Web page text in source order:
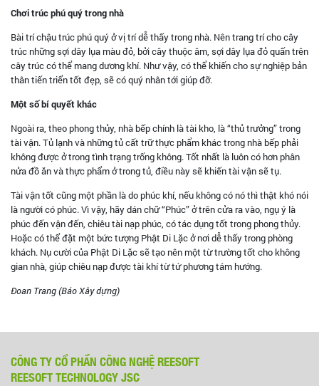
Chơi trúc phú quý trong nhà
Bài trí chậu trúc phú quý ở vị trí dễ thấy trong nhà. Nên trang trí cho cây
trúc những sợi dây lụa màu đỏ, bởi cây thuộc âm, sợi dây lụa đỏ quấn trên
cây trúc có thể mang dương khí. Như vậy, có thể khiến cho sự nghiệp bản
thân tiến triển tốt đẹp, sẽ có quý nhân tới giúp đỡ.
Một số bí quyết khác
Ngoài ra, theo phong thủy, nhà bếp chính là tài kho, là “thủ trưởng” trong
tài vận. Tủ lạnh và những tủ cất trữ thực phẩm khác trong nhà bếp phải
không được ở trong tình trạng trống không. Tốt nhất là luôn có hơn phân
nửa đồ ăn và thực phẩm ở trong tủ, điều này sẽ khiến tài vận sẽ tụ.
Tài vận tốt cũng một phần là do phúc khí, nếu không có nó thì thật khó nói
là người có phúc. Vì vậy, hãy dán chữ “Phúc” ở trên cửa ra vào, ngụ ý là
phúc đến vận đến, chiêu tài nạp phúc, có tác dụng tốt trong phong thủy.
Hoặc có thể đặt một bức tượng Phật Di Lặc ở nơi dễ thấy trong phòng
khách. Nụ cười của Phật Di Lặc sẽ tạo nên một từ trường tốt cho không
gian nhà, giúp chiêu nạp được tài khí từ tứ phương tám hướng.
Đoan Trang (Báo Xây dựng)
CÔNG TY CỔ PHẦN CÔNG NGHỆ REESOFT
REESOFT TECHNOLOGY JSC